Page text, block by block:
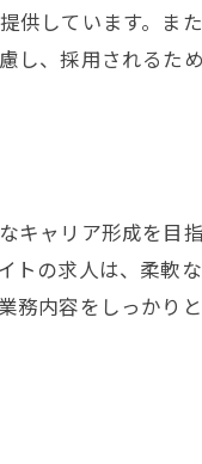
供しています。ま
し、採用されるた
キャリア形成を目
トの求人は、柔軟
務内容をしっかり